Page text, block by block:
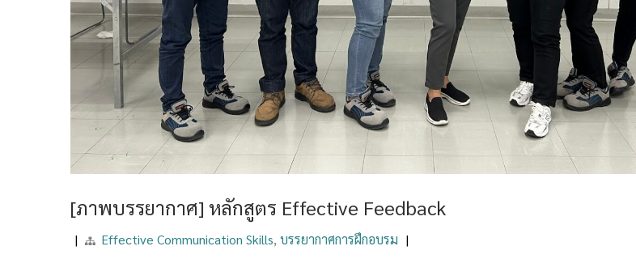
[ภาพบรรยากาศ] หลักสูตร Effective Feedback
| Effective Communication Skills, บรรยากาศการฝึกอบรม |